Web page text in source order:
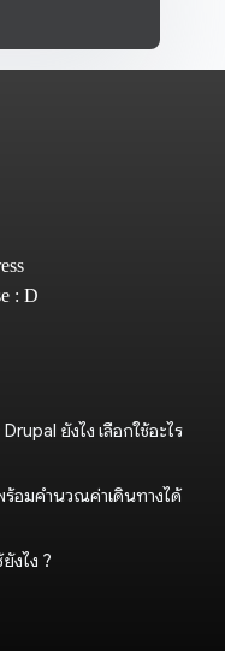
: D
ยังไง เลือกใช้อะไร
อมคำนวณค่าเดินทางได้
งไง ?